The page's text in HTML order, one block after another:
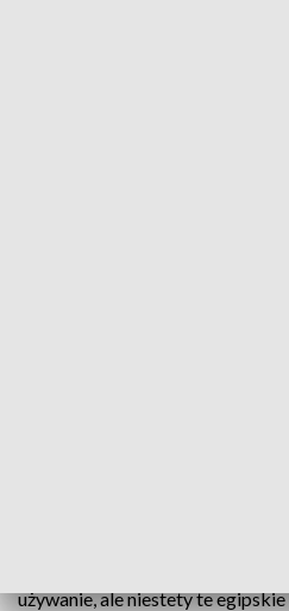
używanie, ale niestety te